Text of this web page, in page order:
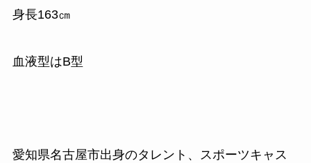
身長163㎝
血液型はB型
愛知県名古屋市出身のタレント、スポーツキャス